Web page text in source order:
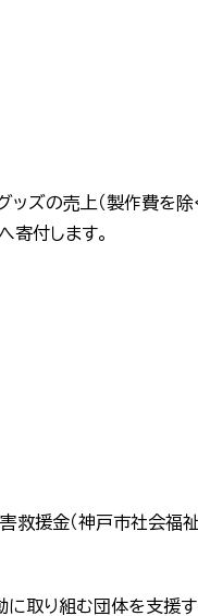
ッズの売上（製作費を
寄付します。
援金（神戸市社会福祉
に取り組む団体を支援